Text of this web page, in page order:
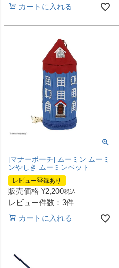
カートに入れる
[マナーポーチ] ムーミン ムーミ
ンやしき ムーミンペット
レビュー登録あり
販売価格 ¥2,200税込
レビュー件数：3件
カートに入れる